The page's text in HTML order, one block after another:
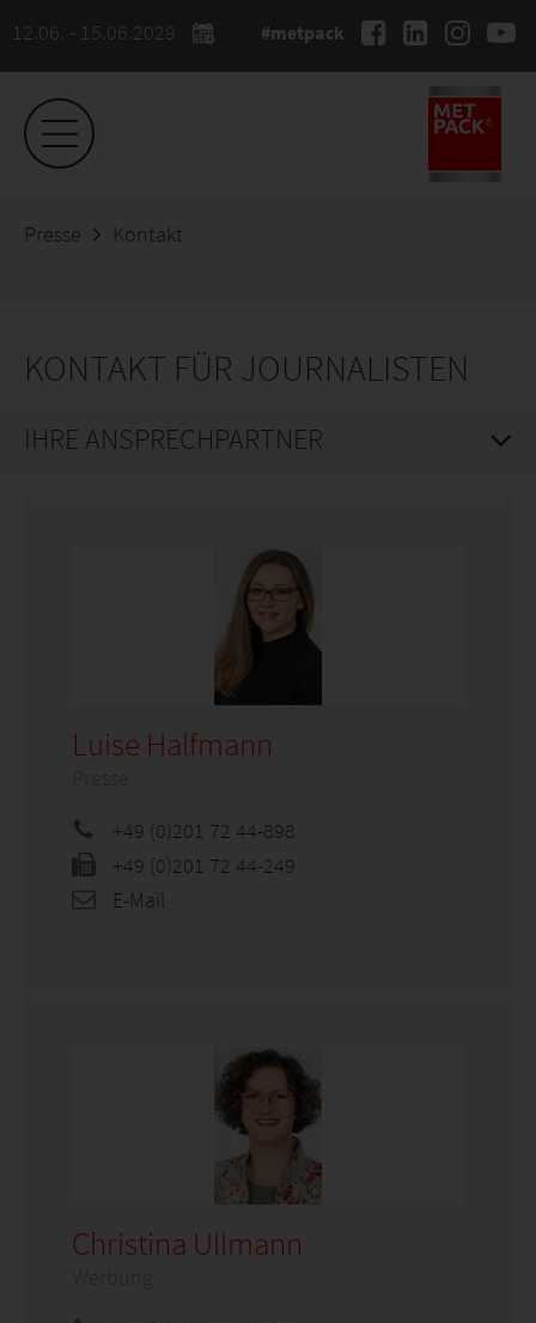
12.06. - 15.06.2029 #metpack
Presse Kontakt
KONTAKT FÜR JOURNALISTEN
IHRE ANSPRECHPARTNER
Luise Halfmann
+49 (0)201 72 44-898
+49 (0)201 72 44-249
E-Mail
Christina Ullmann